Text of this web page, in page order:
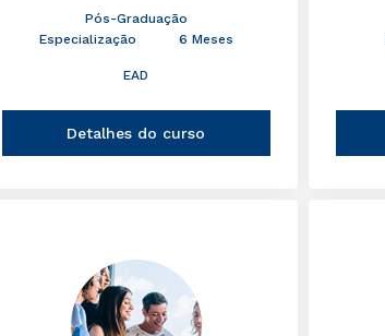
Pós-Graduação
Especialização
6 Meses
EAD
Detalhes do curso